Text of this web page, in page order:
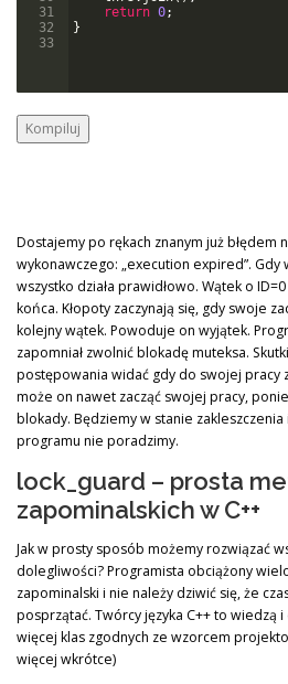
31
32
33
return 0;
}
Kompiluj
Dostajemy po rękach znanym już błędem
wykonawczego: „execution expired”. Gdy
wszystko działa prawidłowo. Wątek o
końca. Kłopoty zaczynają się, gdy swoje
kolejny wątek. Powoduje on wyjątek.
zapomniał zwolnić blokadę muteksa.
postępowania widać gdy do swojej pracy
może on nawet zacząć swojej pracy,
blokady. Będziemy w stanie
programu nie poradzimy.
lock_guard – prosta
zapominalskich w C++
Jak w prosty sposób możemy rozwiązać
dolegliwości? Programista obciążony
zapominalski i nie należy dziwić się, że
posprzątać. Twórcy języka C++ to
więcej klas zgodnych ze wzorcem
więcej wkrótce)